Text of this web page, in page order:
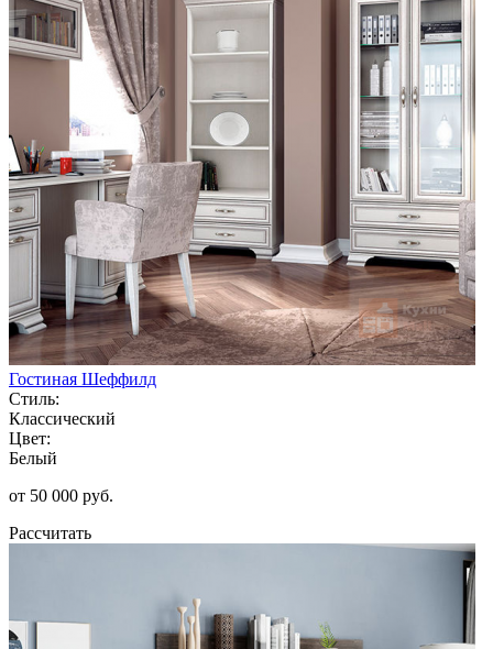
Гостиная Шеффилд
Стиль:
Классический
Цвет:
Белый
от 50 000 руб.
Рассчитать